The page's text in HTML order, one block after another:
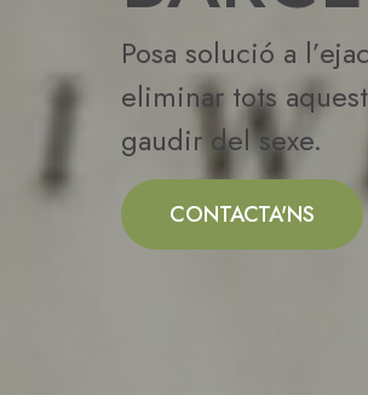
Posa solució a
eliminar tots
gaudir del sexe.
CONTACTA'NS